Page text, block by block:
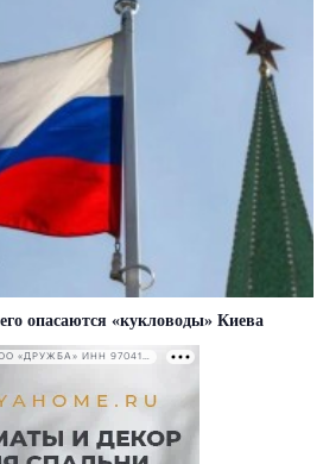
опасаются «кукловоды» Киева
РЕКЛАМА • ООО «ДРУЖБА» ИНН 9704146411